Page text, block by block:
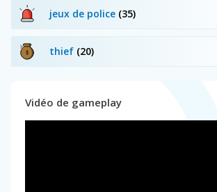
jeux de police (35)
thief (20)
Vidéo de gameplay